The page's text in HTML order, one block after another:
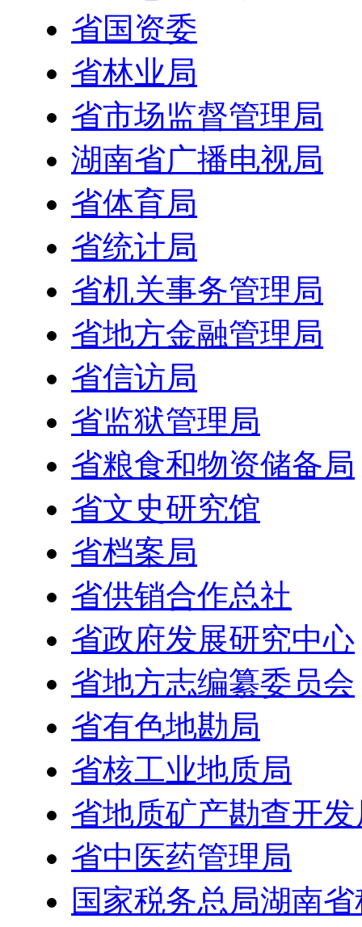
省国资委
省林业局
省市场监督管理局
湖南省广播电视局
省体育局
省统计局
省机关事务管理局
省地方金融管理局
省信访局
省监狱管理局
省粮食和物资储备局
省文史研究馆
省档案局
省供销合作总社
省政府发展研究中心
省地方志编纂委员会
省有色地勘局
省核工业地质局
省地质矿产勘查开发
省中医药管理局
国家税务总局湖南